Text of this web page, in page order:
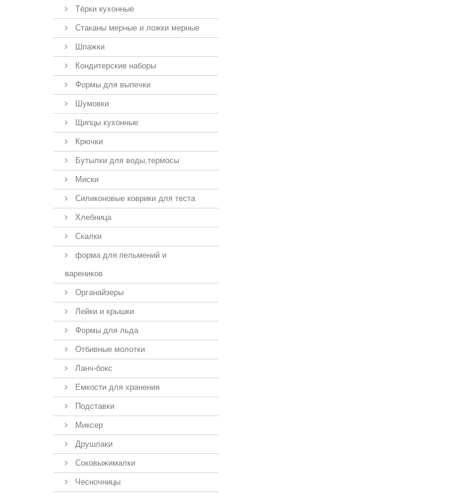
Тёрки кухонные
Стаканы мерные и ложки мерные
Шпажки
Кондитерские наборы
Формы для выпечки
Шумовки
Щипцы кухонные
Крючки
Бутылки для воды,термосы
Миски
Силиконовые коврики для теста
Хлебница
Скалки
форма для пельмений и
вареников
Органайзеры
Лейки и крышки
Формы для льда
Отбивные молотки
Ланч-бокс
Емкости для хранения
Подставки
Миксер
Друшлаки
Соковыжималки
Чесночницы